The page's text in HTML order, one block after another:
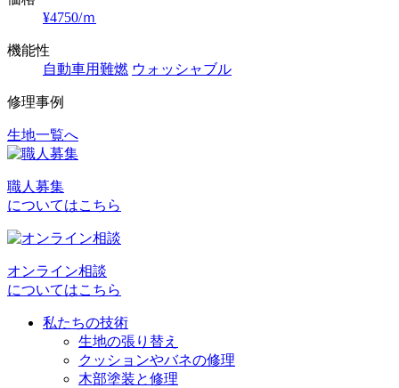
¥4750/ｍ
機能性
自動車用難燃 ウォッシャブル
修理事例
投
ナ
ビ
ー
生地一覧へ
職人募集
についてはこちら
オンライン相談
についてはこちら
私たちの技術
生地の張り替え
クッションやバネの修理
木部塗装と修理